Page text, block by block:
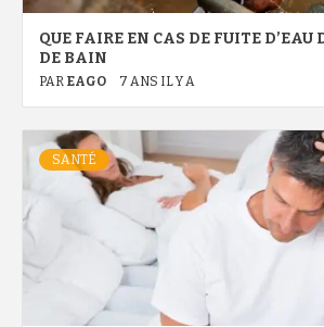
QUE FAIRE EN CAS DE FUITE
DE BAIN
PAR EAGO 7 ANS IL Y A
SANTÉ